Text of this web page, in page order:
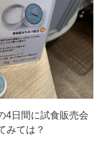
4日間に試食販売会
みては？